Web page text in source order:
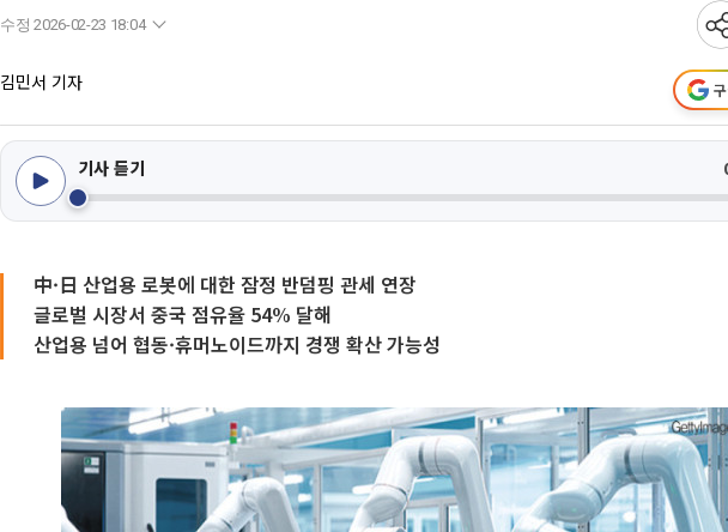
수정 2026-02-23 18:04
김민서 기자
기사 듣기
中·日 산업용 로봇에 대한 잠정 반덤핑 관세 연장
글로벌 시장서 중국 점유율 54% 달해
산업용 넘어 협동·휴머노이드까지 경쟁 확산 가능성